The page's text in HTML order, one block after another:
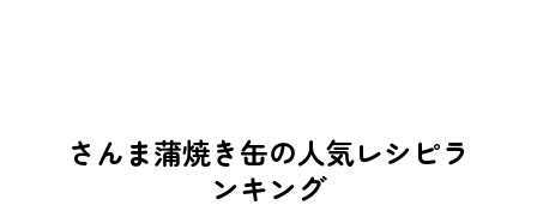
さんま蒲焼き缶の人気レシピラ
ンキング